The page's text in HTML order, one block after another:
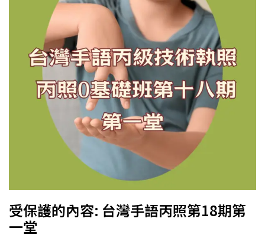
受保護的內容: 台灣手語丙照第18期第
一堂